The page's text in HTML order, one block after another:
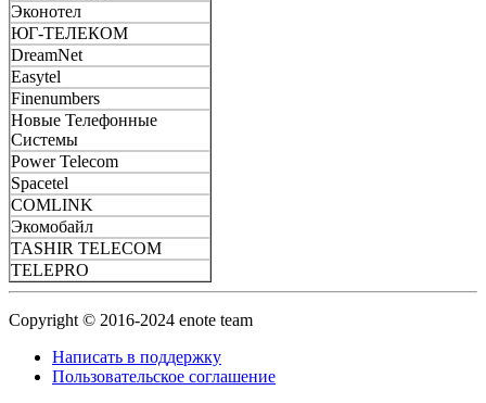
Эконотел
ЮГ-ТЕЛЕКОМ
DreamNet
Easytel
Finenumbers
Новые Телефонные
Системы
Power Telecom
Spacetel
COMLINK
Экомобайл
TASHIR TELECOM
TELEPRO
Copyright © 2016-2024 enote team
Написать в поддержку
Пользовательское соглашение